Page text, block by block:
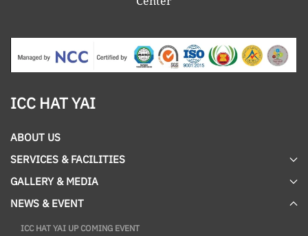
ICC HAT YAI
ABOUT US
SERVICES & FACILITIES
GALLERY & MEDIA
NEWS & EVENT
ICC HAT YAI UP COMING EVENT